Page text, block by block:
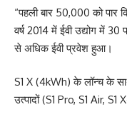
“पहली बार 50,000 को पार
वर्ष 2014 में ईवी उद्योग में 30
से अधिक ईवी प्रवेश हुआ।
S1 X (4kWh) के लॉन्च के
उत्पादों (S1 Pro, S1 Air,